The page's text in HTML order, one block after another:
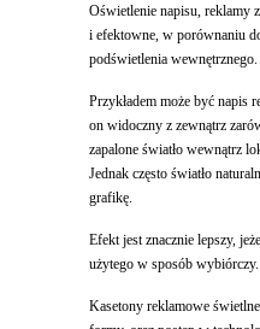
Oświetlenie napisu, reklamy
i efektowne, w porównaniu
podświetlenia wewnętrznego.
Przykładem może być napis
on widoczny z zewnątrz
zapalone światło wewnątrz
Jednak często światło
grafikę.
Efekt jest znacznie lepszy,
użytego w sposób wybiórczy.
Kasetony reklamowe